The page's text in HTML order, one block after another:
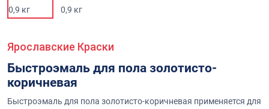
Ярославские Краски
Быстроэмаль для пола золотисто-
коричневая
Быстроэмаль для пола золотисто-коричневая применяется для